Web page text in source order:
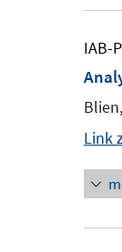
IAB-
Link